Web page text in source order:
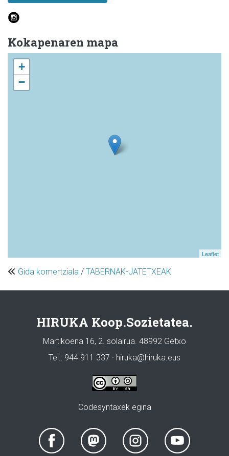
Kokapenaren mapa
+
−
Leaflet
Gida komertziala / TABERNAK-JATETXEAK
HIRUKA Koop.Sozietatea.
Martikoena 16, 2. solairua. 48992 Getxo
Tel.: 944 911 337 · hiruka@hiruka.eus
Codesyntaxek egina